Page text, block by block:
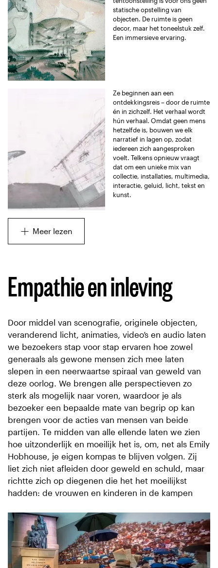
statische opstelling van
objecten. De ruimte is geen
decor, maar het toneelstuk zelf.
Een immersieve ervaring.
Ze beginnen aan een
ontdekkingsreis – door de ruimte
én in zichzelf. Het verhaal wordt
hún verhaal. Omdat geen mens
hetzelfde is, bouwen we elk
narratief in lagen op, zodat
iedereen zich aangesproken
voelt. Telkens opnieuw vraagt
dat om een unieke mix van
collectie, installaties, multimedia,
interactie, geluid, licht, tekst en
kunst.
Meer lezen
Empathie en inleving
Door middel van scenografie, originele objecten,
veranderend licht, animaties, video’s en audio laten
we bezoekers stap voor stap ervaren hoe zowel
generaals als gewone mensen zich mee laten
slepen in een neerwaartse spiraal van geweld van
deze oorlog. We brengen alle perspectieven zo
sterk als mogelijk naar voren, waardoor je als
bezoeker een bepaalde mate van begrip op kan
brengen voor de acties van mensen van beide
partijen. Te midden van alle ellende laten we zien
hoe uitzonderlijk en moeilijk het is, om, net als Emily
Hobhouse, je eigen kompas te blijven volgen. Zij
liet zich niet afleiden door geweld en schuld, maar
richtte zich op diegenen die het het moeilijkst
hadden: de vrouwen en kinderen in de kampen